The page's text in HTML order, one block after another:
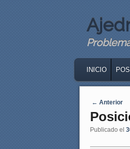
SKIP TO
SKIP TO
INICIO
← Anterior
Publicado el